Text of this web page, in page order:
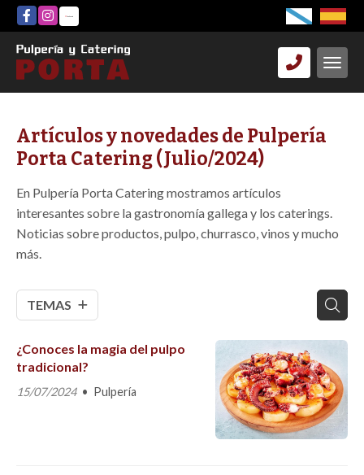
Artículos y novedades de Pulpería
Porta Catering (Julio/2024)
En Pulpería Porta Catering mostramos artículos
interesantes sobre la gastronomía gallega y los caterings.
Noticias sobre productos, pulpo, churrasco, vinos y mucho
más.
TEMAS
¿Conoces la magia del pulpo
tradicional?
15/07/2024 Pulpería